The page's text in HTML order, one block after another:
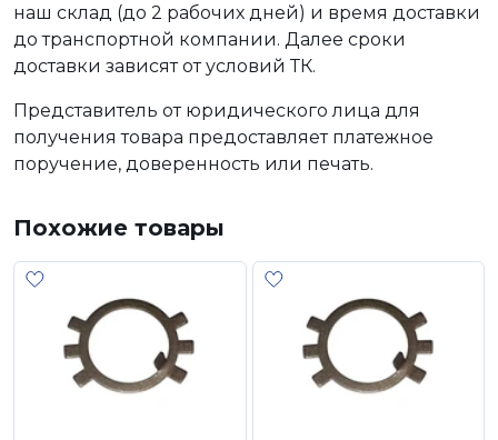
наш склад (до 2 рабочих дней) и время доставки
до транспортной компании. Далее сроки
доставки зависят от условий ТК.
Представитель от юридического лица для
получения товара предоставляет платежное
поручение, доверенность или печать.
Похожие товары